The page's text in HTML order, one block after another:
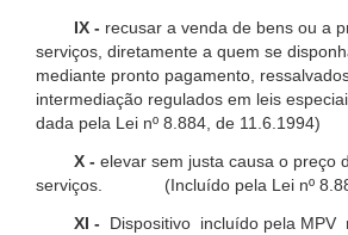
IX - recusar a venda de bens ou a
serviços, diretamente a quem se
mediante pronto pagamento,
intermediação regulados em leis
dada pela Lei nº 8.884, de 11.6.1994)
X - elevar sem justa causa o preço
serviços. (Incluído pela Lei nº
XI -
Dispositivo incluído pela MPV